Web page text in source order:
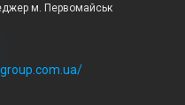
м. Первомайськ